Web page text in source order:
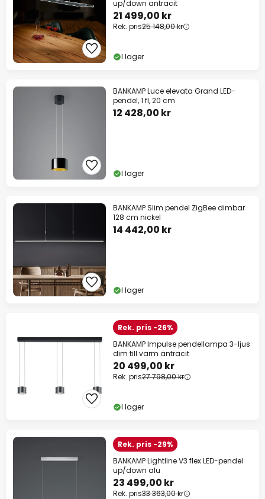
up/down antracit
21 499,00 kr
Rek. pris25 148,00 kr
I lager
BANKAMP Luce elevata Grand LED-
pendel, 1 fl, 20 cm
12 428,00 kr
I lager
BANKAMP Slim pendel ZigBee dimbar
128 cm nickel
14 442,00 kr
I lager
Rek. pris -26%
BANKAMP Impulse pendellampa 3-ljus
dim till varm antracit
20 499,00 kr
Rek. pris27 798,00 kr
I lager
Rek. pris -29%
BANKAMP Lightline V3 flex LED-pendel
up/down alu
23 499,00 kr
Rek. pris33 363,00 kr